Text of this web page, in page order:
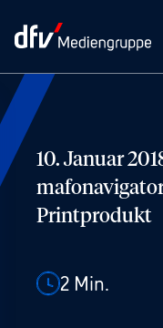
10. Januar
Printprodukt
2 Min.